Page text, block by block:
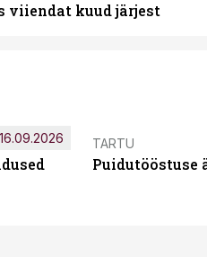
viiendat kuud järjest
16.09.2026 TARTU
Puidutööstuse